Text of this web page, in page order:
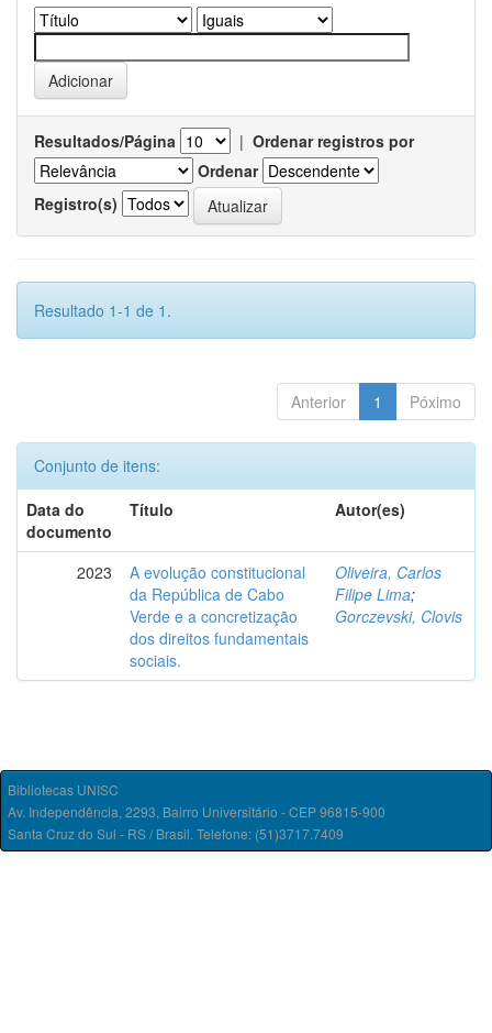
Resultados/Página | Ordenar registros por
Ordenar
Registro(s)
Resultado 1-1 de 1.
Anterior 1 Póximo
Conjunto de itens:
Data do
documento
Título Autor(es)
2023
A evolução constitucional
da República de Cabo
Verde e a concretização
dos direitos fundamentais
sociais.
Oliveira, Carlos
Filipe Lima;
Gorczevski, Clovis
Bibliotecas UNISC
Av. Independência, 2293, Bairro Universitário - CEP 96815-900
Santa Cruz do Sul - RS / Brasil. Telefone: (51)3717.7409